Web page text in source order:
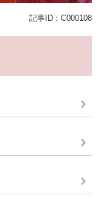
記事ID：C000108